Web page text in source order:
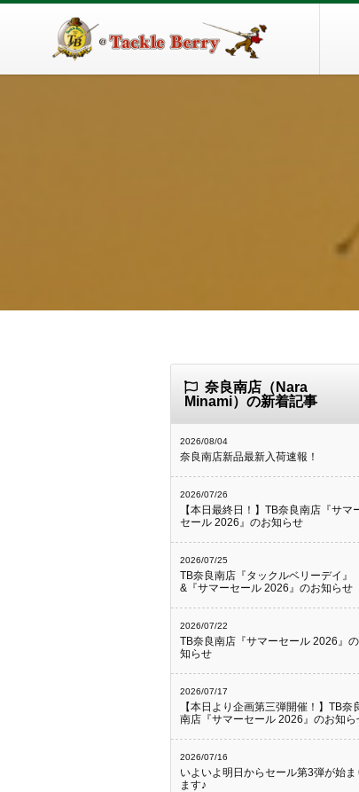
奈良南店（Nara
Minami）の新着記事
2026/08/04
奈良南店新品最新入荷速報！
2026/07/26
【本日最終日！】TB奈良南店『サマ
セール 2026』のお知らせ
2026/07/25
TB奈良南店『タックルベリーデイ』
&『サマーセール 2026』のお知らせ
2026/07/22
TB奈良南店『サマーセール 2026』
知らせ
2026/07/17
【本日より企画第三弾開催！】TB奈
南店『サマーセール 2026』のお知ら
2026/07/16
いよいよ明日からセール第3弾が始ま
ます♪